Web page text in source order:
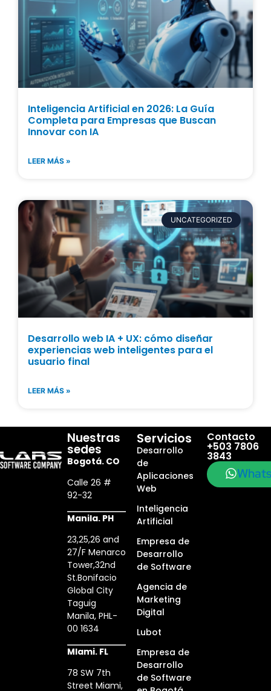
Inteligencia Artificial en 2026: La Guía
Completa para Empresas que Buscan
Innovar con IA
LEER MÁS »
UNCATEGORIZED
Desarrollo web IA + UX: cómo diseñar
experiencias web inteligentes para el
usuario final
LEER MÁS »
Nuestras
sedes
Bogotá. CO
Calle 26 #
92-32
Manila. PH
23,25,26 and
27/F Menarco
Tower,32nd
St.Bonifacio
Global City
Taguig
Manila, PHL-
00 1634
MIami. FL
78 SW 7th
Street Miami,
Servicios
Desarrollo
de
Aplicaciones
Web
Inteligencia
Artificial
Empresa de
Desarrollo
de Software
Agencia de
Marketing
Digital
Lubot
Empresa de
Desarrollo
de Software
Contacto
+503 7806
3843